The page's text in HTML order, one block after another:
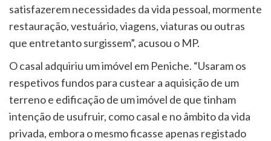
satisfazerem necessidades da vida pessoal, mormente
restauração, vestuário, viagens, viaturas ou outras
que entretanto surgissem”, acusou o MP.
O casal adquiriu um imóvel em Peniche. “Usaram os
respetivos fundos para custear a aquisição de um
terreno e edificação de um imóvel de que tinham
intenção de usufruir, como casal e no âmbito da vida
privada, embora o mesmo ficasse apenas registado